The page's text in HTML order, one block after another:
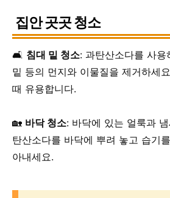
집안 곳곳 청소
🛋 침대 밑 청소: 과탄산소다를 사
밑 등의 먼지와 이물질을 제거하세
때 유용합니다.
🏡 바닥 청소: 바닥에 있는 얼룩과
탄산소다를 바닥에 뿌려 놓고 습기
아내세요.